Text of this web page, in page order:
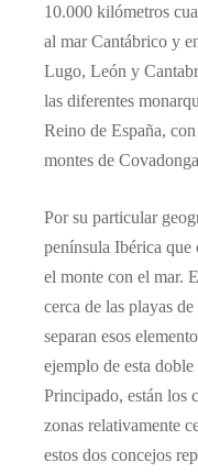
10.000 kilómetros
al mar Cantábrico y
Lugo, León y
las diferentes
Reino de España,
montes de
Por su particular
península Ibérica que
el monte con el mar.
cerca de las playas
separan esos
ejemplo de esta
Principado, están los
zonas relativamente
estos dos concejos